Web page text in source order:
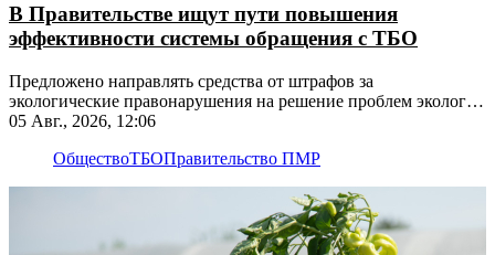
В Правительстве ищут пути повышения
эффективности системы обращения с ТБО
Предложено направлять средства от штрафов за
экологические правонарушения на решение проблем экологии
на этих территориях
05 Авг., 2026, 12:06
ОбществоТБОПравительство ПМР